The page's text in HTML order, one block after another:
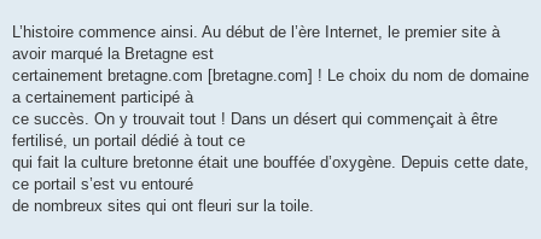
L’histoire commence ainsi. Au début de l’ère Internet, le premier site à
avoir marqué la Bretagne est
certainement bretagne.com [bretagne.com] ! Le choix du nom de domaine
a certainement participé à
ce succès. On y trouvait tout ! Dans un désert qui commençait à être
fertilisé, un portail dédié à tout ce
qui fait la culture bretonne était une bouffée d’oxygène. Depuis cette date,
ce portail s’est vu entouré
de nombreux sites qui ont fleuri sur la toile.